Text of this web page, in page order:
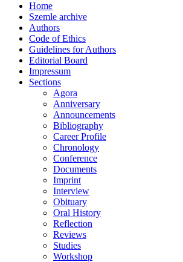
Home
Szemle archive
Authors
Code of Ethics
Guidelines for Authors
Editorial Board
Impressum
Sections
Agora
Anniversary
Announcements
Bibliography
Career Profile
Chronology
Conference
Documents
Imprint
Interview
Obituary
Oral History
Reflection
Reviews
Studies
Workshop